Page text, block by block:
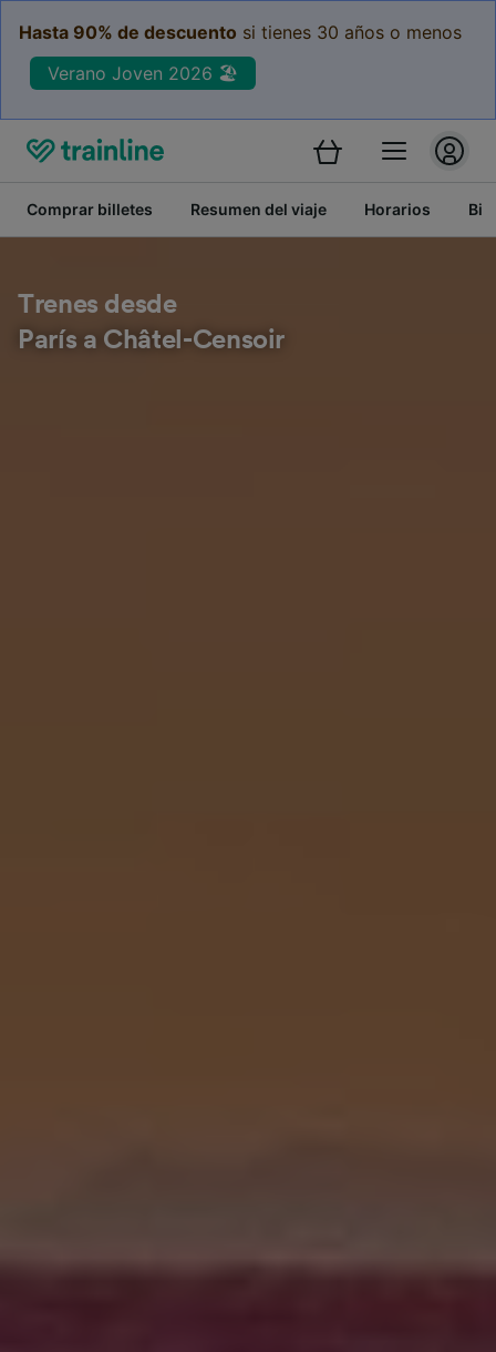
Hasta 90% de descuento si tienes 30 años o menos
Verano Joven 2026 🏖️
Comprar billetes Resumen del viaje Horarios
Trenes desde
París a Châtel-Censoir